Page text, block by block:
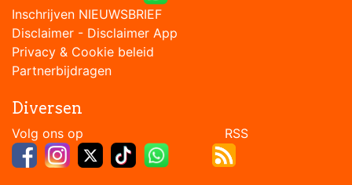
Inschrijven NIEUWSBRIEF
Disclaimer - Disclaimer App
Privacy & Cookie beleid
Partnerbijdragen
Diversen
Volg ons op RSS